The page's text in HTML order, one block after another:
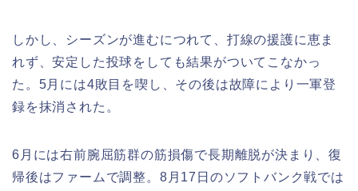
しかし、シーズンが進むにつれて、打線の援護に恵ま
れず、安定した投球をしても結果がついてこなかっ
た。5月には4敗目を喫し、その後は故障により一軍登
録を抹消された。
6月には右前腕屈筋群の筋損傷で長期離脱が決まり、復
帰後はファームで調整。8月17日のソフトバンク戦では